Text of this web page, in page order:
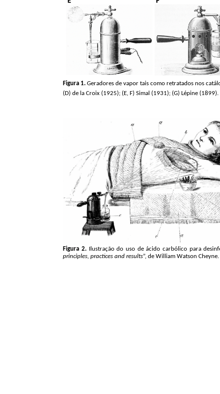
Figura 1. Geradores de vapor tais como retratados nos
(D) de laCroix (1925); (E, F)Simal (1931); (G) Lépine (1899).
Figura 2. Ilustração do uso de ácido carbólico para
principles,practices and results”, de William WatsonCheyne.